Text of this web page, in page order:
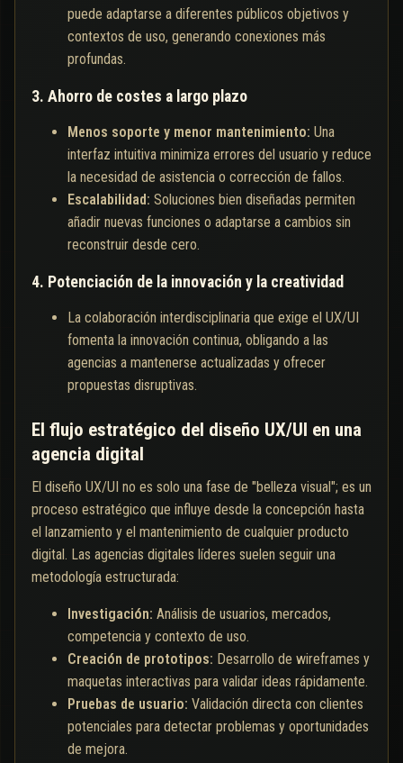
puede adaptarse a diferentes públicos objetivos y
contextos de uso, generando conexiones más
profundas.
3. Ahorro de costes a largo plazo
Menos soporte y menor mantenimiento: Una
interfaz intuitiva minimiza errores del usuario y reduce
la necesidad de asistencia o corrección de fallos.
Escalabilidad: Soluciones bien diseñadas permiten
añadir nuevas funciones o adaptarse a cambios sin
reconstruir desde cero.
4. Potenciación de la innovación y la creatividad
La colaboración interdisciplinaria que exige el UX/UI
fomenta la innovación continua, obligando a las
agencias a mantenerse actualizadas y ofrecer
propuestas disruptivas.
El flujo estratégico del diseño UX/UI en una
agencia digital
El diseño UX/UI no es solo una fase de "belleza visual"; es un
proceso estratégico que influye desde la concepción hasta
el lanzamiento y el mantenimiento de cualquier producto
digital. Las agencias digitales líderes suelen seguir una
metodología estructurada:
Investigación: Análisis de usuarios, mercados,
competencia y contexto de uso.
Creación de prototipos: Desarrollo de wireframes y
maquetas interactivas para validar ideas rápidamente.
Pruebas de usuario: Validación directa con clientes
potenciales para detectar problemas y oportunidades
de mejora.